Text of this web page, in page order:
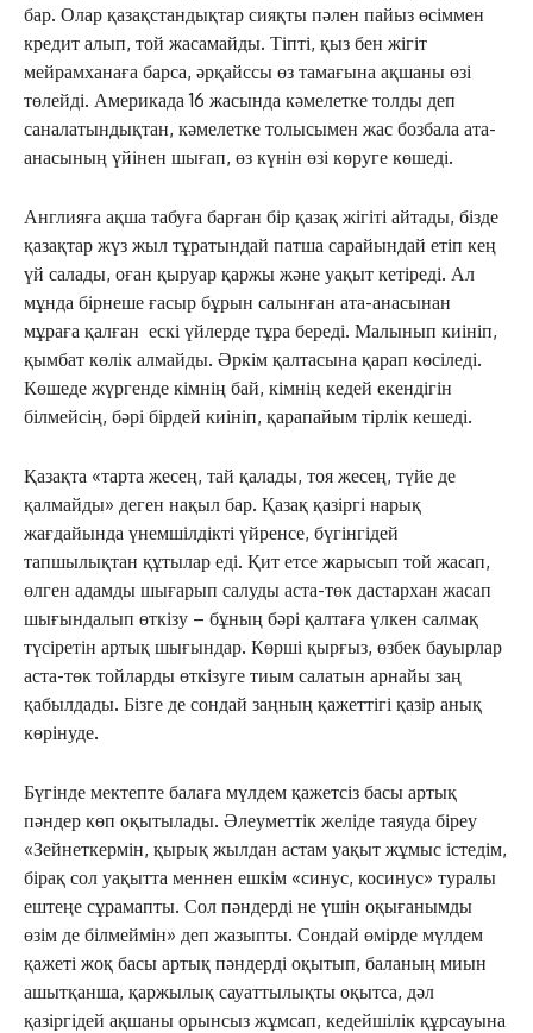
ЖАҢАЛЫҚТАР
ОҚИҒА
КӨЗҚАРАС
СҰХБАТ
АРНАЙЫ ЖОБА
ҚҰҚЫҚ
ШЕЖІРЕ
ТЫЛСЫМ
ФОТО ДӘЙЕК
бар. Олар қазақстандықтар сияқты пәлен пайыз өсіммен
кредит алып, той жасамайды. Тіпті, қыз бен жігіт
мейрамханаға барса, әрқайссы өз тамағына ақшаны өзі
төлейді. Америкада 16 жасында кәмелетке толды деп
саналатындықтан, кәмелетке толысымен жас бозбала ата-
анасының үйінен шығап, өз күнін өзі көруге көшеді.
Англияға ақша табуға барған бір қазақ жігіті айтады, бізде
қазақтар жүз жыл тұратындай патша сарайындай етіп кең
үй салады, оған қыруар қаржы және уақыт кетіреді. Ал
мұнда бірнеше ғасыр бұрын салынған ата-анасынан
мұраға қалған ескі үйлерде тұра береді. Малынып киініп,
қымбат көлік алмайды. Әркім қалтасына қарап көсіледі.
Көшеде жүргенде кімнің бай, кімнің кедей екендігін
білмейсің, бәрі бірдей киініп, қарапайым тірлік кешеді.
Қазақта «тарта жесең, тай қалады, тоя жесең, түйе де
қалмайды» деген нақыл бар. Қазақ қазіргі нарық
жағдайында үнемшілдікті үйренсе, бүгінгідей
тапшылықтан құтылар еді. Қит етсе жарысып той жасап,
өлген адамды шығарып салуды аста-төк дастархан жасап
шығындалып өткізу – бұның бәрі қалтаға үлкен салмақ
түсіретін артық шығындар. Көрші қырғыз, өзбек бауырлар
аста-төк тойларды өткізуге тиым салатын арнайы заң
қабылдады. Бізге де сондай заңның қажеттігі қазір анық
көрінуде.
Бүгінде мектепте балаға мүлдем қажетсіз басы артық
пәндер көп оқытылады. Әлеуметтік желіде таяуда біреу
«Зейнеткермін, қырық жылдан астам уақыт жұмыс істедім,
бірақ сол уақытта меннен ешкім «синус, косинус» туралы
ештеңе сұрамапты. Сол пәндерді не үшін оқығанымды
өзім де білмеймін» деп жазыпты. Сондай өмірде мүлдем
қажеті жоқ басы артық пәндерді оқытып, баланың миын
ашытқанша, қаржылық сауаттылықты оқытса, дәл
қазіргідей ақшаны орынсыз жұмсап, кедейшілік құрсауына